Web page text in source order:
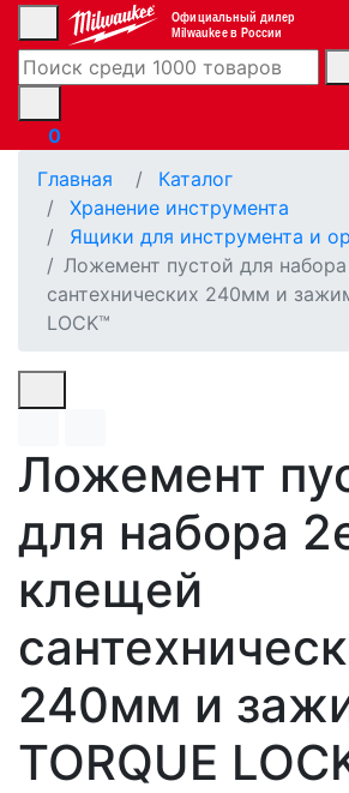
Официальный дилер
Milwaukee в России
0
Главная
Каталог
Хранение инструмента
Ящики для инструмента и
Ложемент пустой для
сантехнических 240мм и
LOCK™
Ложемент
для набора
клещей
240мм и
TORQUE